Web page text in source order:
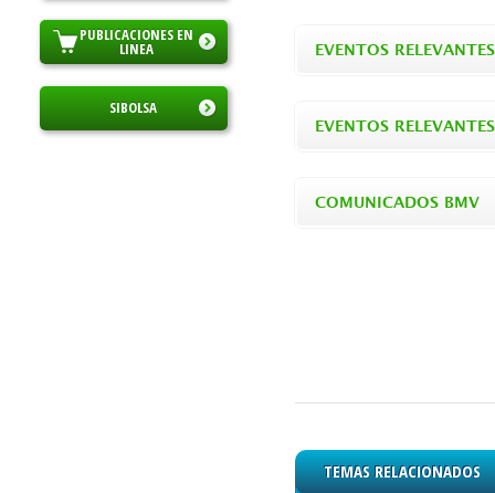
PUBLICACIONES EN
LINEA
SIBOLSA
EVENTOS
EVENTOS
COMUNICADOS BMV
TEMAS RELACIONADOS